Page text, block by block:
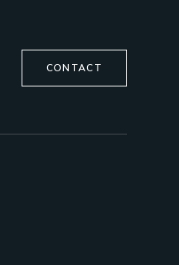
CONTACT